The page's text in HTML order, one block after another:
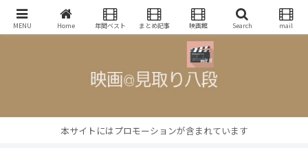
映画批評・レビューブログ
本サイトにはプロモーションが含まれています
MENU Home 年間ベスト まとめ記事 映画館 Search mail